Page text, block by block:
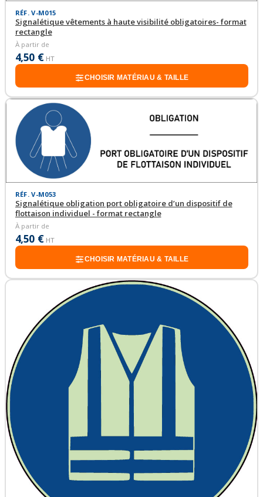
RÉF. V-M015
Signalétique vêtements à haute visibilité obligatoires- format
rectangle
À partir de
4,50 € HT
CHOISIR MATÉRIAU & TAILLE
RÉF. V-M053
Signalétique obligation port obligatoire d’un dispositif de
flottaison individuel - format rectangle
À partir de
4,50 € HT
CHOISIR MATÉRIAU & TAILLE